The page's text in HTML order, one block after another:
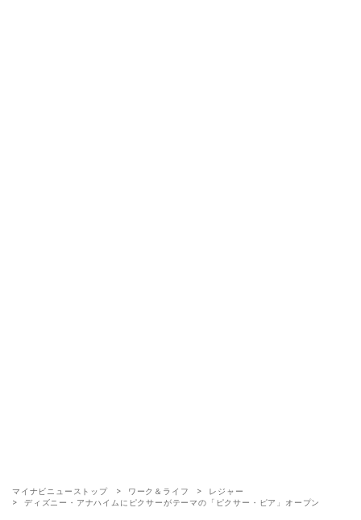
マイナビニューストップ ワーク＆ライフ
レジャー
ディズニー・アナハイムにピクサーがテーマの「ピクサー・ピア」オープン